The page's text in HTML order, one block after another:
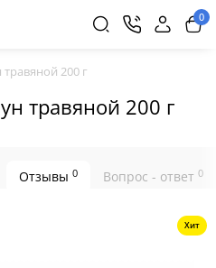
0
200 г
травяной 200 г
Отзывы 0 Вопрос - ответ 0
Хит